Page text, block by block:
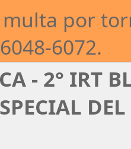
multa por
6072.
- 2° IRT